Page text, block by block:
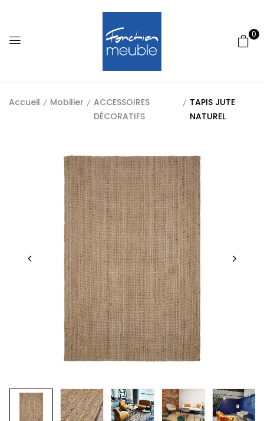
0
Accueil Mobilier
ACCESSOIRES
DÉCORATIFS
TAPIS JUTE
NATUREL